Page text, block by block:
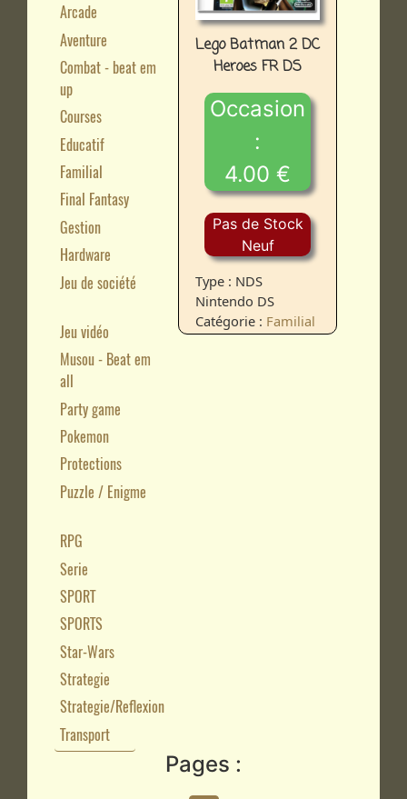
Arcade
Aventure
Combat - beat em
up
Courses
Educatif
Familial
Final Fantasy
Gestion
Hardware
Jeu de société
Jeu vidéo
Musou - Beat em
all
Party game
Pokemon
Protections
Puzzle / Enigme
RPG
Serie
SPORT
SPORTS
Star-Wars
Strategie
Strategie/Reflexion
Transport
Lego Batman 2 DC
Heroes FR DS
Occasion
:
4.00 €
Pas de Stock
Neuf
Type : NDS
Nintendo DS
Catégorie : Familial
Pages :